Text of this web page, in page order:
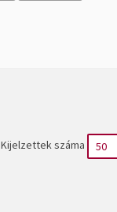
Kijelzettek száma